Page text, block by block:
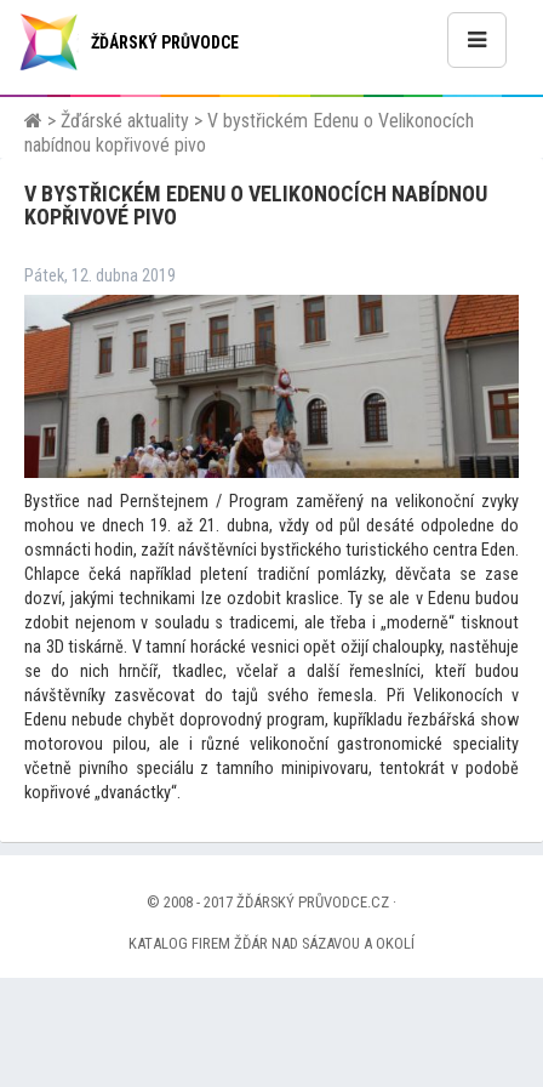
ŽĎÁRSKÝ PRŮVODCE
> Žďárské aktuality > V bystřickém Edenu o Velikonocích
nabídnou kopřivové pivo
V BYSTŘICKÉM EDENU O VELIKONOCÍCH NABÍDNOU
KOPŘIVOVÉ PIVO
Pátek, 12. dubna 2019
Bystřice nad Pernštejnem / Program zaměřený na velikonoční zvyky
mohou ve dnech 19. až 21. dubna, vždy od půl desáté odpoledne do
osmnácti hodin, zažít návštěvníci bystřického turistického centra Eden.
Chlapce čeká například pletení tradiční pomlázky, děvčata se zase
dozví, jakými technikami lze ozdobit kraslice. Ty se ale v Edenu budou
zdobit nejenom v souladu s tradicemi, ale třeba i „moderně“ tisknout
na 3D tiskárně. V tamní horácké vesnici opět ožijí chaloupky, nastěhuje
se do nich hrnčíř, tkadlec, včelař a další řemeslníci, kteří budou
návštěvníky zasvěcovat do tajů svého řemesla. Při Velikonocích v
Edenu nebude chybět doprovodný program, kupříkladu řezbářská show
motorovou pilou, ale i různé velikonoční gastronomické speciality
včetně pivního speciálu z tamního minipivovaru, tentokrát v podobě
kopřivové „dvanáctky“.
© 2008 - 2017 ŽĎÁRSKÝ PRŮVODCE.CZ ·
KATALOG FIREM ŽĎÁR NAD SÁZAVOU A OKOLÍ